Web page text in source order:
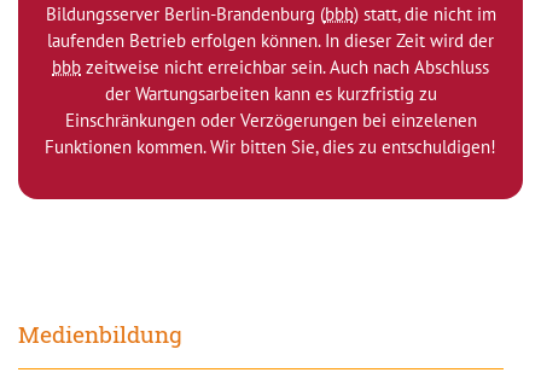
Bildungsserver Berlin-Brandenburg (bbb) statt, die nicht im
laufenden Betrieb erfolgen können. In dieser Zeit wird der
bbb zeitweise nicht erreichbar sein. Auch nach Abschluss
der Wartungsarbeiten kann es kurzfristig zu
Einschränkungen oder Verzögerungen bei einzelenen
Funktionen kommen. Wir bitten Sie, dies zu entschuldigen!
Medienbildung